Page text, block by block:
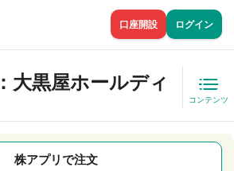
口座開設 ログイン
：大黒屋ホールディ
コンテンツ
株アプリで注文